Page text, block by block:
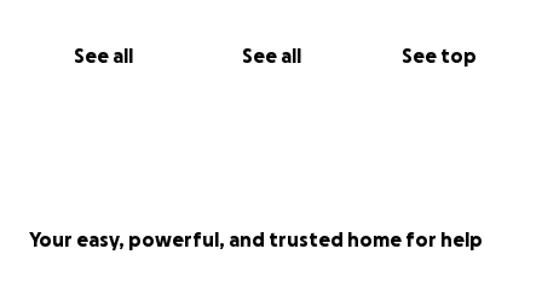
See all See all See top
Your easy, powerful, and trusted home for help